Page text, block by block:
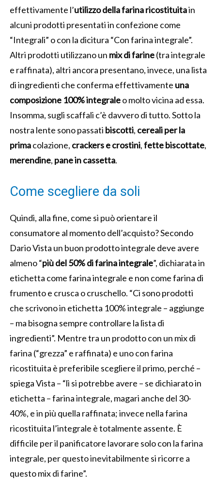
effettivamente l’utilizzo della farina ricostituitain
alcuni prodotti presentati in confezione come
“Integrali” o con la dicitura “Con farina integrale”.
Altri prodotti utilizzano un mix di farine(tra integrale
e raffinata), altri ancora presentano, invece, una lista
di ingredienti che conferma effettivamente una
composizione 100% integraleo molto vicina ad essa.
Insomma, sugli scaffali c’è davvero di tutto. Sotto la
nostra lente sono passati biscotti, cereali per la
primacolazione, crackers e crostini,fette biscottate,
merendine, pane in cassetta.
Come scegliere da soli
Quindi, alla fine, come si può orientare il
consumatore al momento dell’acquisto? Secondo
Dario Vista un buon prodotto integrale deve avere
almeno “più del 50% di farina integrale”, dichiarata in
etichetta come farina integrale e non come farina di
frumento e crusca o cruschello. “Ci sono prodotti
che scrivono in etichetta 100% integrale – aggiunge
– ma bisogna sempre controllare la lista di
ingredienti”. Mentre tra un prodotto con un mix di
farina (“grezza” e raffinata) e uno con farina
ricostituita è preferibile scegliere il primo, perché –
spiega Vista – “lì si potrebbe avere – se dichiarato in
etichetta – farina integrale, magari anche del 30-
40%, e in più quella raffinata; invece nella farina
ricostituita l’integrale è totalmente assente. È
difficile per il panificatore lavorare solo con la farina
integrale, per questo inevitabilmente si ricorre a
questo mix di farine”.